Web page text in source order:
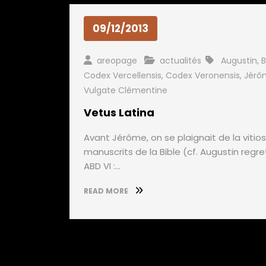
09/12/2013
areopage actualités Augustin,
Codex Vercellensis, Codex Veronensis,
Vulgate Clémentine
Vetus Latina
Avant Jérôme, on se plaignait de la
manuscrits de la Bible (cf. Augustin
ABD VI :…
READ MORE